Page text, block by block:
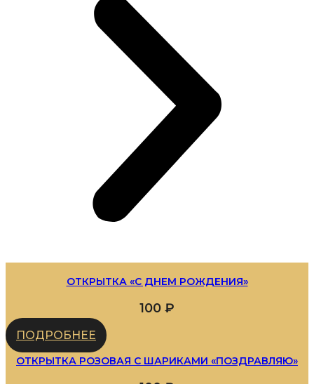
ОТКРЫТКА «С ДНЕМ РОЖДЕНИЯ»
100 ₽
ПОДРОБНЕЕ
ОТКРЫТКА РОЗОВАЯ С ШАРИКАМИ «ПОЗДРАВЛЯЮ»